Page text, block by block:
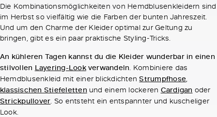
Die Kombinationsmöglichkeiten von Hemdblusenkleidern sind
im Herbst so vielfältig wie die Farben der bunten Jahreszeit.
Und um den Charme der Kleider optimal zur Geltung zu
bringen, gibt es ein paar praktische Styling-Tricks.
An kühleren Tagen kannst du die Kleider wunderbar in einen
stilvollen Layering-Lookverwandeln . Kombiniere das
Hemdblusenkleid mit einer blickdichtenStrumpfhose
klassischen Stiefeletten und einem lockeren Cardigan oder
Strickpullover . So entsteht ein entspannter und kuscheliger
Look.